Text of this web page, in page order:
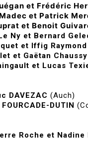
et Frédéric
et Patrick
et Benoit
Ny et Bernard
et Iffig Raymond
et Gaëtan Chaussy
et Lucas
DAVEZAC (Auch)
DUTIN
Roche et Nadine